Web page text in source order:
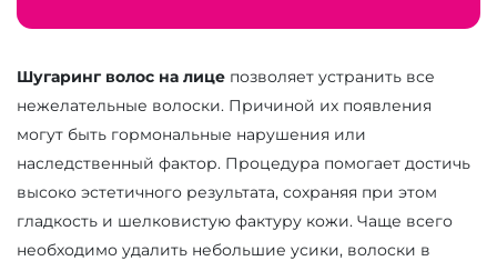
Шугаринг волос на лице позволяет устранить все
нежелательные волоски. Причиной их появления
могут быть гормональные нарушения или
наследственный фактор. Процедура помогает достичь
высоко эстетичного результата, сохраняя при этом
гладкость и шелковистую фактуру кожи. Чаще всего
необходимо удалить небольшие усики, волоски в